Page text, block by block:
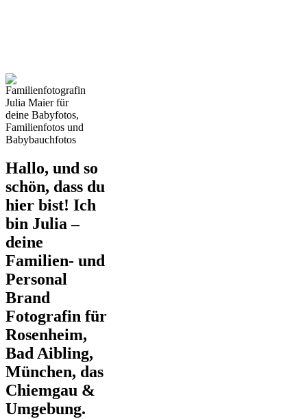
Hallo, und so
schön, dass du
hier bist! Ich
bin Julia –
deine
Familien- und
Personal
Brand
Fotografin für
Rosenheim,
Bad Aibling,
München, das
Chiemgau &
Umgebung.